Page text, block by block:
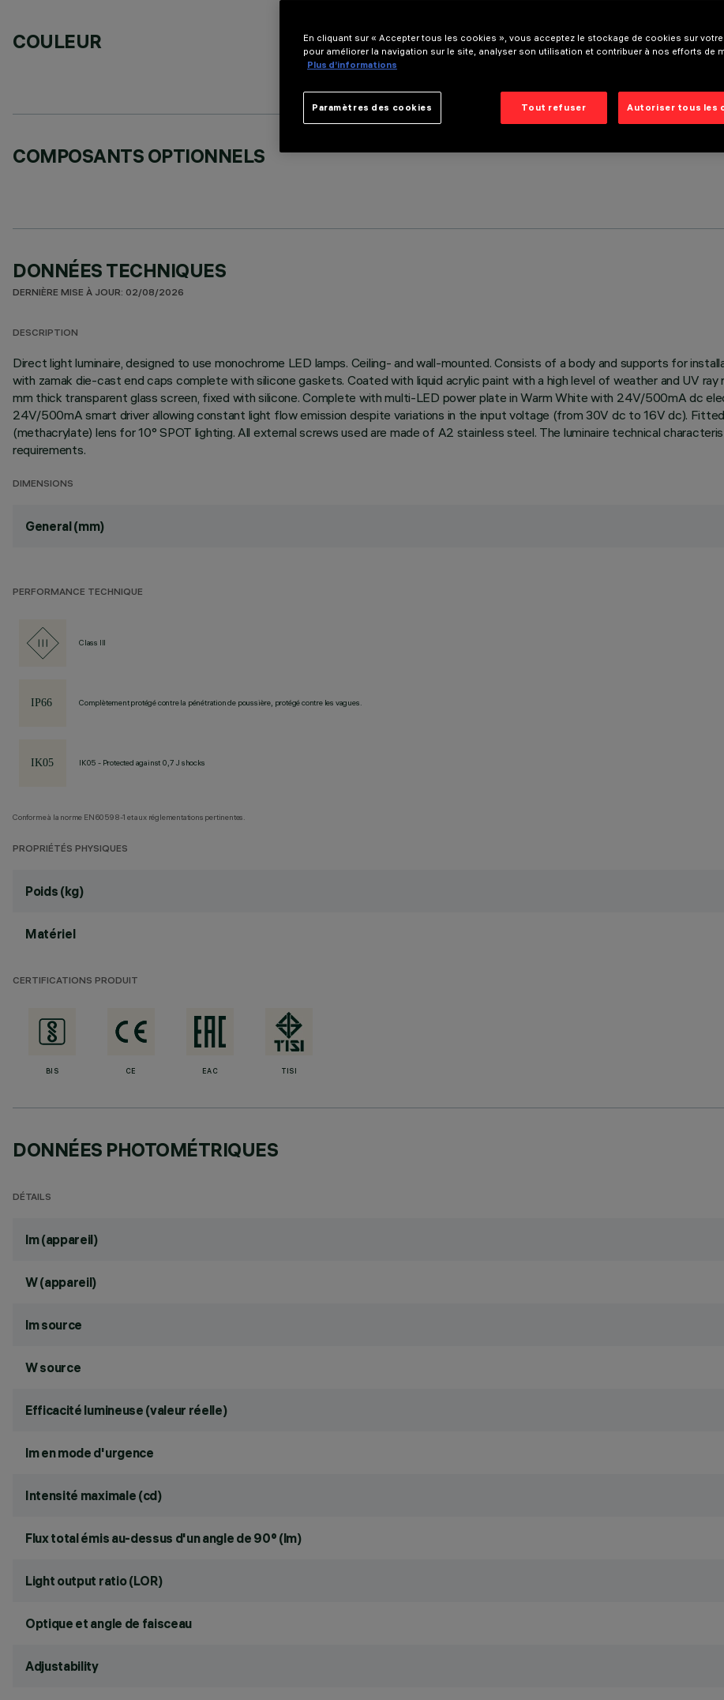
COULEUR
COMPOSANTS OPTIONNELS
DONNÉES TECHNIQUES
DERNIÈRE MISE À JOUR: 02/08/2026
DESCRIPTION
Direct light luminaire, designed to use monochrome LED lamps. Ceiling- and wall-mounted. Consists of a body and supports for
with zamak die-cast end caps complete with silicone gaskets. Coated with liquid acrylic paint with a high level of weather and UV
mm thick transparent glass screen, fixed with silicone. Complete with multi-LED power plate in Warm White with 24V/500mA dc
24V/500mA smart driver allowing constant light flow emission despite variations in the input voltage (from 30V dc to 16V dc).
(methacrylate) lens for 10° SPOT lighting. All external screws used are made of A2 stainless steel. The luminaire technical
requirements.
DIMENSIONS
General (mm)
PERFORMANCE TECHNIQUE
Class III
Complètement protégé contre la pénétration de poussière, protégé contre les vagues.
IK05 - Protected against 0,7 J shocks
Conforme à la norme EN60598-1 et aux réglementations pertinentes.
PROPRIÉTÉS PHYSIQUES
Poids (kg)
Matériel
CERTIFICATIONS PRODUIT
BIS CE EAC TISI
DONNÉES PHOTOMÉTRIQUES
DÉTAILS
lm (appareil)
W (appareil)
lm source
W source
Efficacité lumineuse (valeur réelle)
lm en mode d'urgence
Intensité maximale (cd)
Flux total émis au-dessus d'un angle de 90° (lm)
Light output ratio (LOR)
Optique et angle de faisceau
Adjustability
En cliquant sur « Accepter tous les cookies », vous acceptez le stockage de cookies sur
pour améliorer la navigation sur le site, analyser son utilisation et contribuer à nos efforts de
Plus d’informations
Tout refuser Autoriser tous les
Paramètres des cookies